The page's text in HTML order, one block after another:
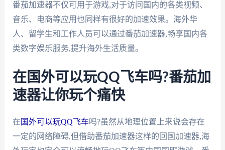
番茄加速器不仅可用于游戏,对于访问国内的各类视频、
音乐、电商等应用也同样有很好的加速效果。海外华
人、留学生和工作人员可以通过番茄加速器,畅享国内各
类数字娱乐服务,提升海外生活质量。
在国外可以玩QQ飞车吗?番茄加
速器让你玩个痛快
在 国外可以玩QQ飞车吗?虽然从地理位置上来说会存在
一定的网络障碍,但借助番茄加速器这样的回国加速器,海